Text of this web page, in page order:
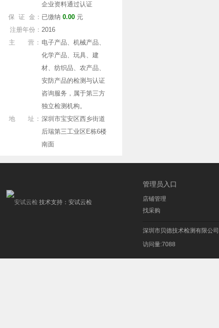
企业资料通过认证
保 证 金： 已缴纳 0.00 元
注册年份： 2016
主 营： 电子产品、机械产品、
化学产品、玩具、建
材、纺织品、农产品、
安防产品的检测与认证
咨询服务，属于第三方
独立检测机构。
地 址： 深圳市宝安区西乡街道
后瑞第三工业区E栋6楼
南面
技术支持： 安试云检
管理员入口
店铺管理
找采购
深圳市贝德技术检测有限公司
访问量:7088